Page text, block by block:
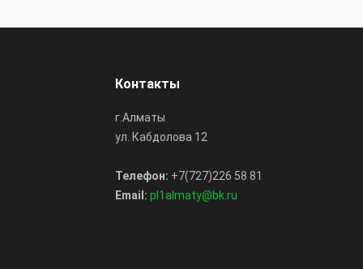
Контакты
г.Алматы
ул. Кабдолова 12
Телефон: +7(727)226 58 81
Email: pl1almaty@bk.ru